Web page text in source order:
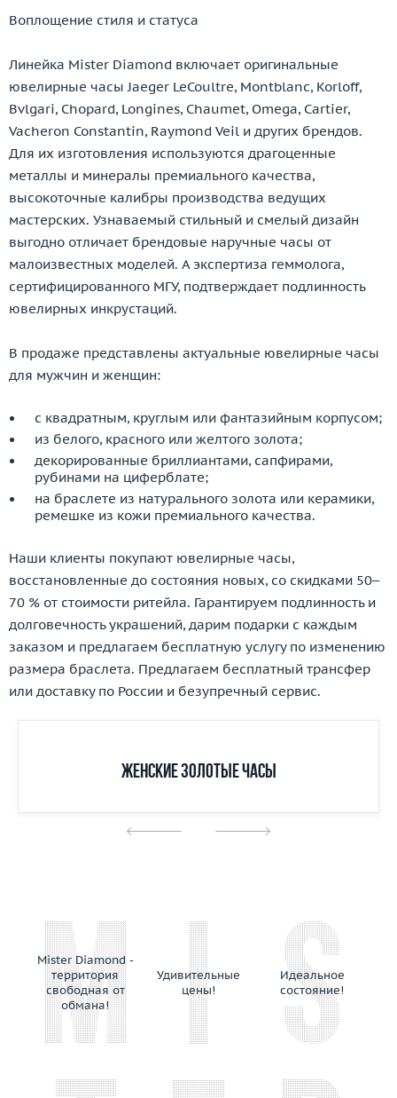
Воплощение стиля и статуса
Линейка Mister Diamond включает оригинальные
ювелирные часы Jaeger LeCoultre, Montblanc, Korloff,
Bvlgari, Chopard, Longines, Chaumet, Omega, Cartier,
Vacheron Constantin, Raymond Veil и других брендов.
Для их изготовления используются драгоценные
металлы и минералы премиального качества,
высокоточные калибры производства ведущих
мастерских. Узнаваемый стильный и смелый дизайн
выгодно отличает брендовые наручные часы от
малоизвестных моделей. А экспертиза геммолога,
сертифицированного МГУ, подтверждает подлинность
ювелирных инкрустаций.
В продаже представлены актуальные ювелирные часы
для мужчин и женщин:
с квадратным, круглым или фантазийным корпусом;
из белого, красного или желтого золота;
декорированные бриллиантами, сапфирами,
рубинами на циферблате;
на браслете из натурального золота или керамики,
ремешке из кожи премиального качества.
Наши клиенты покупают ювелирные часы,
восстановленные до состояния новых, со скидками 50–
70 % от стоимости ритейла. Гарантируем подлинность и
долговечность украшений, дарим подарки с каждым
заказом и предлагаем бесплатную услугу по изменению
размера браслета. Предлагаем бесплатный трансфер
или доставку по России и безупречный сервис.
Женские золотые часы
Mister Diamond -
территория
свободная от
обмана!
Удивительные
цены!
Идеальное
состояние!